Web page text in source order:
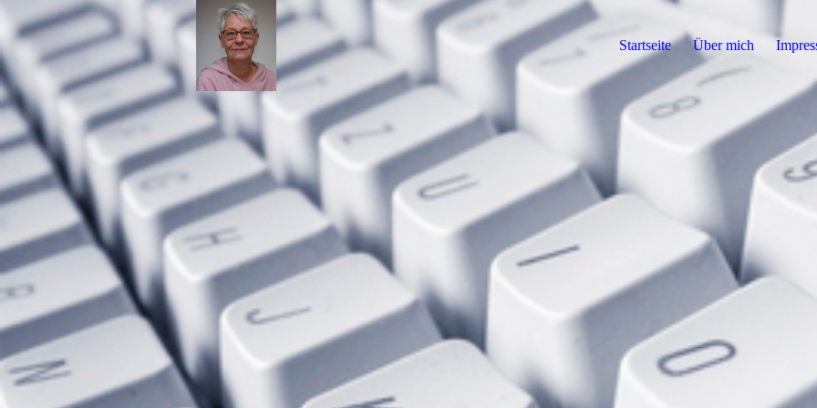
Startseite Über mich